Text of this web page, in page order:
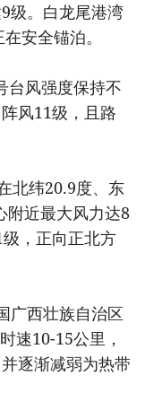
级。白龙尾港湾
安全锚泊。
台风强度保持不
风11级，且路
北纬20.9度、东
附近最大风力达8
，正向正北方
广西壮族自治区
速10-15公里，
逐渐减弱为热带